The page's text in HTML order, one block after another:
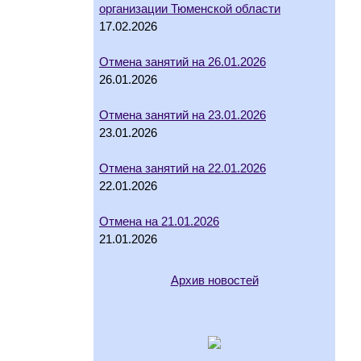
организации Тюменской области
17.02.2026
Отмена занятий на 26.01.2026
26.01.2026
Отмена занятий на 23.01.2026
23.01.2026
Отмена занятий на 22.01.2026
22.01.2026
Отмена на 21.01.2026
21.01.2026
Архив новостей